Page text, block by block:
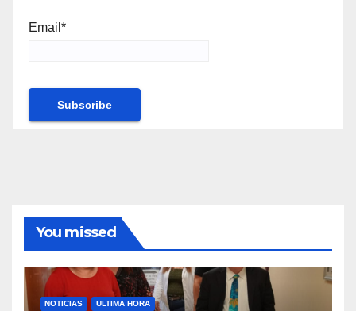
Email*
You missed
NOTICIAS ULTIMA HORA